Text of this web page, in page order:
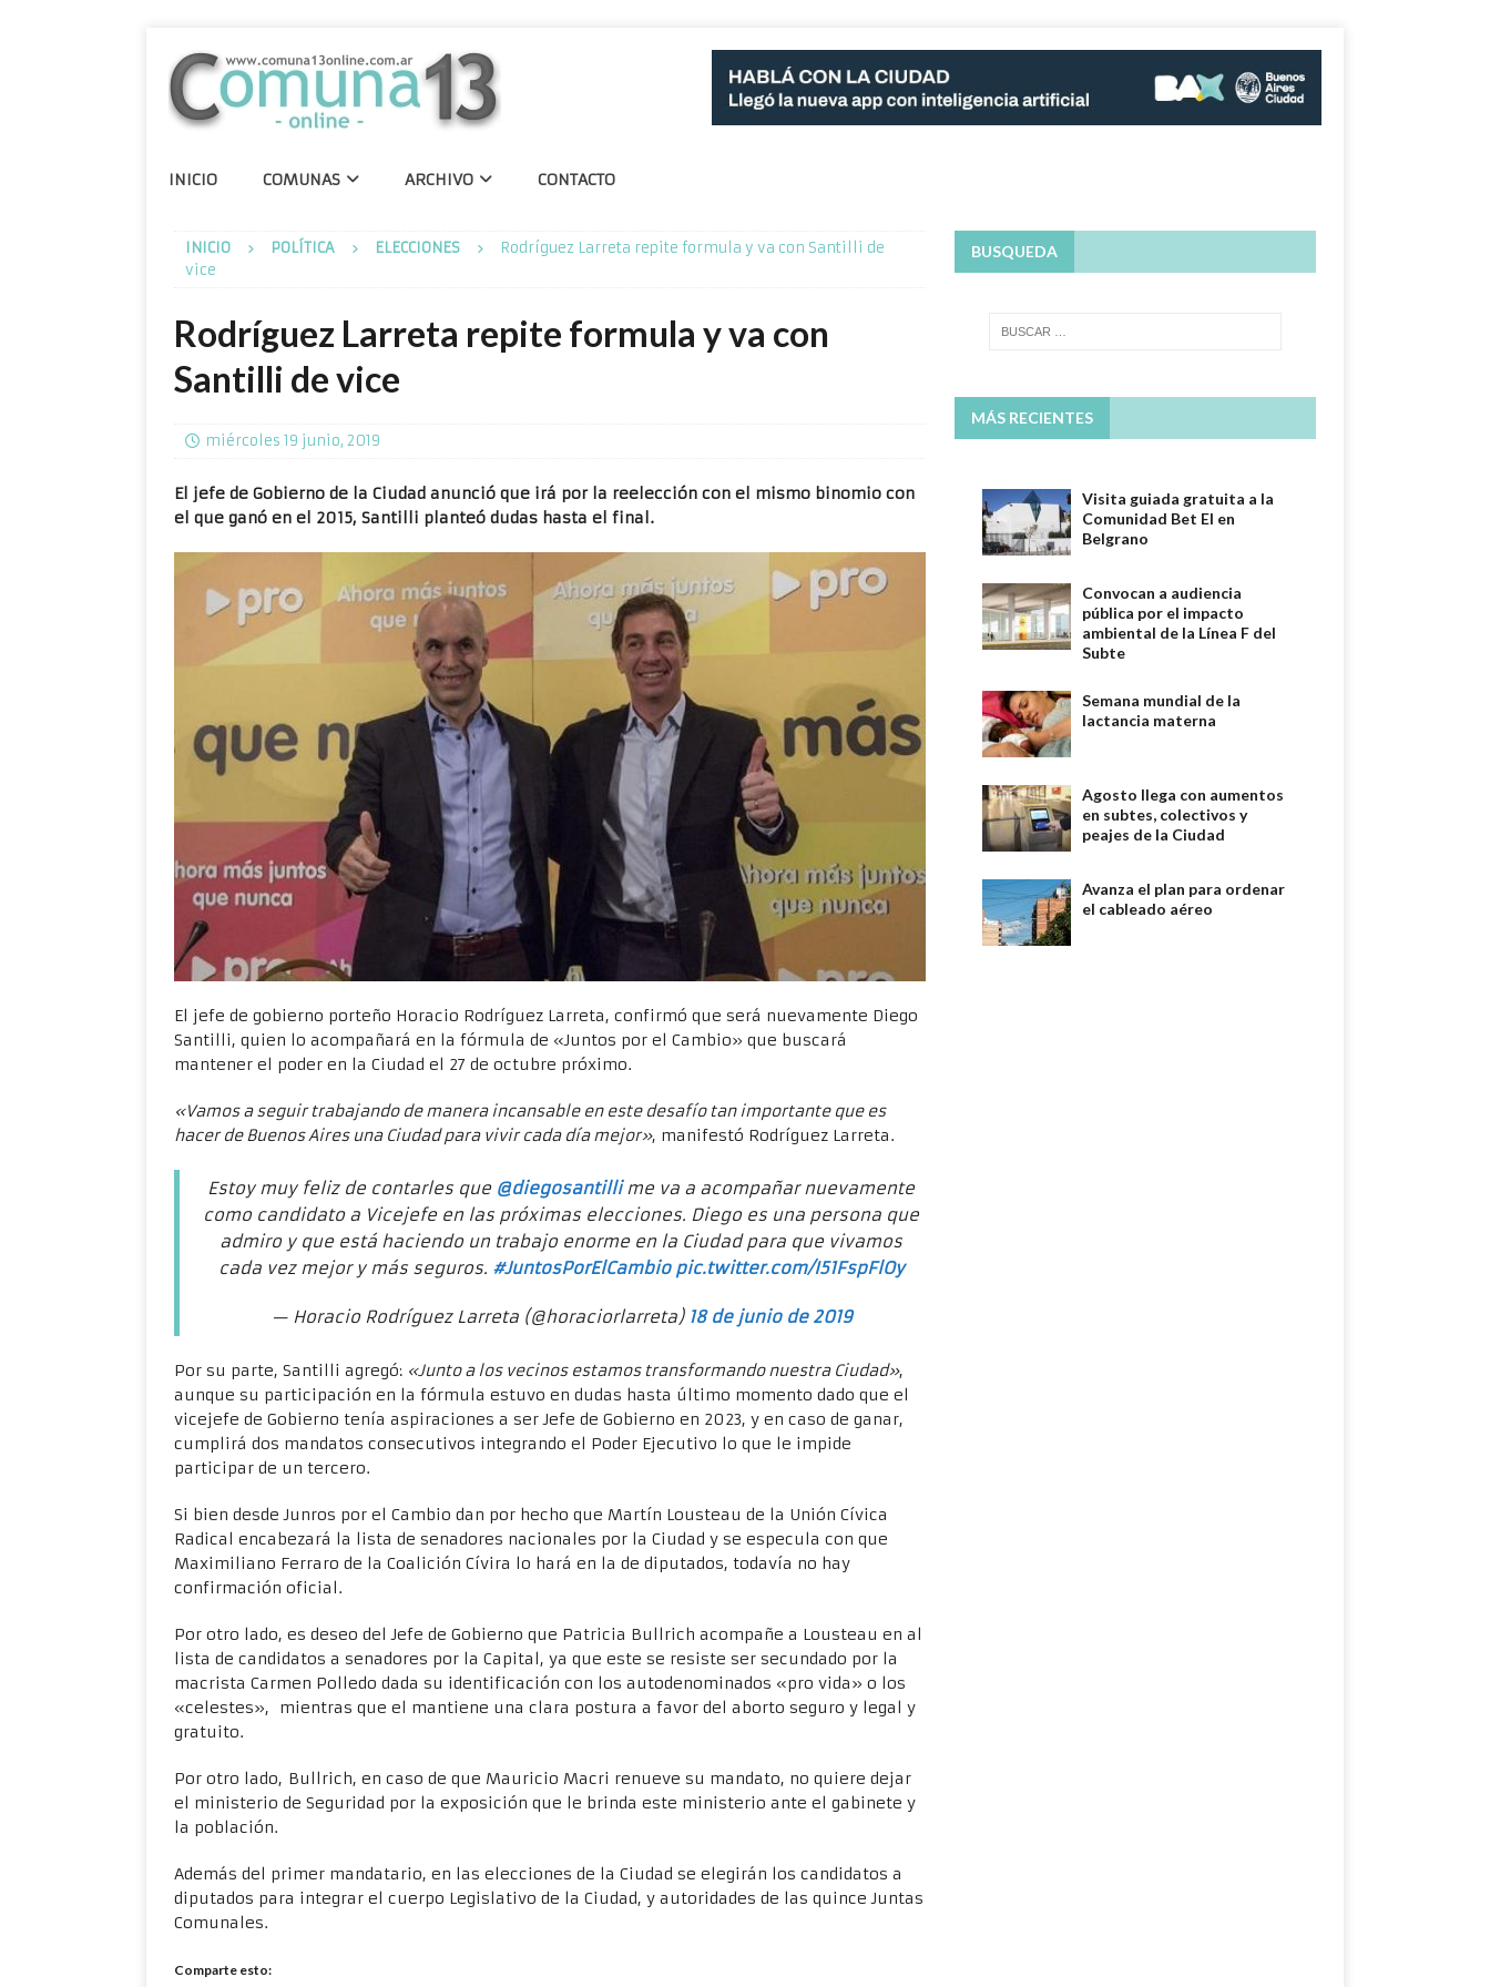
INICIO COMUNAS ARCHIVO CONTACTO
INICIO POLÍTICA ELECCIONES
Rodríguez Larreta repite formula y va con Santilli de
vice
Rodríguez Larreta repite formula y va con
Santilli de vice
miércoles 19 junio, 2019
El jefe de Gobierno de la Ciudad anunció que irá por la reelección con el mismo binomio con
el que ganó en el 2015, Santilli planteó dudas hasta el final.
El jefe de gobierno porteño Horacio Rodríguez Larreta, confirmó que será nuevamente Diego
Santilli, quien lo acompañará en la fórmula de «Juntos por el Cambio» que buscará
mantener el poder en la Ciudad el 27 de octubre próximo.
«Vamos a seguir trabajando de manera incansable en este desafío tan importante que es
hacer de Buenos Aires una Ciudad para vivir cada día mejor», manifestó Rodríguez Larreta.
Estoy muy feliz de contarles que @diegosantillime va a acompañar nuevamente
como candidato a Vicejefe en las próximas elecciones. Diego es una persona que
admiro y que está haciendo un trabajo enorme en la Ciudad para que vivamos
cada vez mejor y más seguros. #JuntosPorElCambio pic.twitter.com/I51FspFlOy
— Horacio Rodríguez Larreta (@horaciorlarreta) 18 de junio de 2019
Por su parte, Santilli agregó: «Junto a los vecinos estamos transformando nuestra Ciudad»,
aunque su participación en la fórmula estuvo en dudas hasta último momento dado que el
vicejefe de Gobierno tenía aspiraciones a ser Jefe de Gobierno en 2023, y en caso de ganar,
cumplirá dos mandatos consecutivos integrando el Poder Ejecutivo lo que le impide
participar de un tercero.
Si bien desde Junros por el Cambio dan por hecho que Martín Lousteau de la Unión Cívica
Radical encabezará la lista de senadores nacionales por la Ciudad y se especula con que
Maximiliano Ferraro de la Coalición Cívira lo hará en la de diputados, todavía no hay
confirmación oficial.
Por otro lado, es deseo del Jefe de Gobierno que Patricia Bullrich acompañe a Lousteau en al
lista de candidatos a senadores por la Capital, ya que este se resiste ser secundado por la
macrista Carmen Polledo dada su identificación con los autodenominados «pro vida» o los
«celestes», mientras que el mantiene una clara postura a favor del aborto seguro y legal y
gratuito.
Por otro lado, Bullrich, en caso de que Mauricio Macri renueve su mandato, no quiere dejar
el ministerio de Seguridad por la exposición que le brinda este ministerio ante el gabinete y
la población.
Además del primer mandatario, en las elecciones de la Ciudad se elegirán los candidatos a
diputados para integrar el cuerpo Legislativo de la Ciudad, y autoridades de las quince Juntas
Comunales.
Comparte esto:
BUSQUEDA
MÁS RECIENTES
Visita guiada gratuita a la
Comunidad Bet El en
Belgrano
Convocan a audiencia
pública por el impacto
ambiental de la Línea F del
Subte
Semana mundial de la
lactancia materna
Agosto llega con aumentos
en subtes, colectivos y
peajes de la Ciudad
Avanza el plan para ordenar
el cableado aéreo